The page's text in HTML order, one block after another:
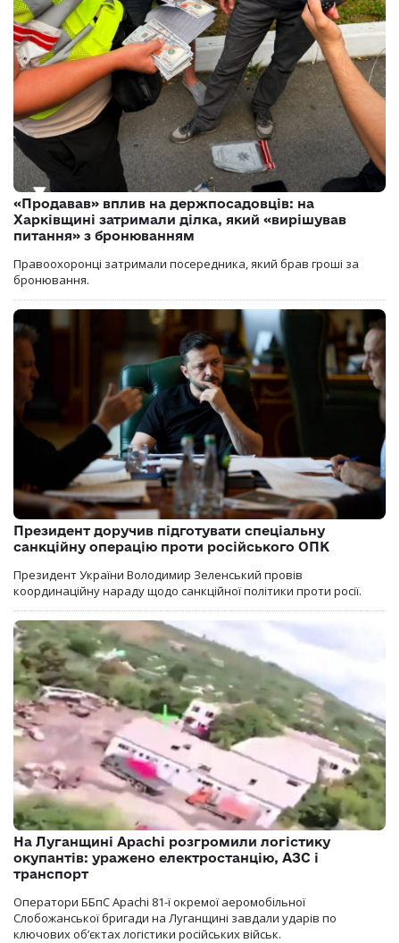
«Продавав» вплив на держпосадовців: на
Харківщині затримали ділка, який «вирішував
питання» з бронюванням
Правоохоронці затримали посередника, який брав гроші за
бронювання.
Президент доручив підготувати спеціальну
санкційну операцію проти російського ОПК
Президент України Володимир Зеленський провів
координаційну нараду щодо санкційної політики проти росії.
На Луганщині Apachi розгромили логістику
окупантів: уражено електростанцію, АЗС і
транспорт
Оператори ББпС Apachi 81-ї окремої аеромобільної
Слобожанської бригади на Луганщині завдали ударів по
ключових об’єктах логістики російських військ.